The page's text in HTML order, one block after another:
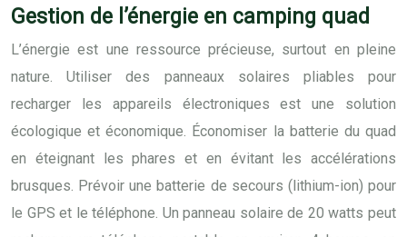
Gestion de l’énergie en camping quad
L’énergie est une ressource précieuse, surtout en pleine
nature. Utiliser des panneaux solaires pliables pour
recharger les appareils électroniques est une solution
écologique et économique. Économiser la batterie du quad
en éteignant les phares et en évitant les accélérations
brusques. Prévoir une batterie de secours (lithium-ion) pour
le GPS et le téléphone. Un panneau solaire de 20 watts peut